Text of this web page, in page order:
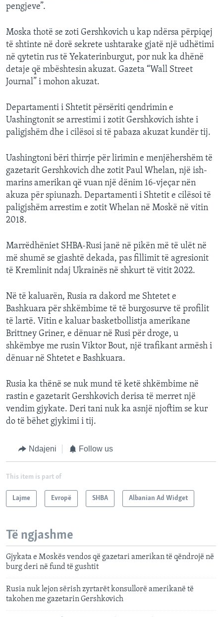
pengjeve”.
Moska thotë se zoti Gershkovich u kap ndërsa përpiqej
të shtinte në dorë sekrete ushtarake gjatë një udhëtimi
në qytetin rus të Yekaterinburgut, por nuk ka dhënë
detaje që mbështesin akuzat. Gazeta “Wall Street
Journal” i mohon akuzat.
Departamenti i Shtetit përsëriti qendrimin e
Uashingtonit se arrestimi i zotit Gershkovich ishte i
paligjshëm dhe i cilësoi si të pabaza akuzat kundër tij.
Uashingtoni bëri thirrje për lirimin e menjëhershëm të
gazetarit Gershkovich dhe zotit Paul Whelan, një ish-
marins amerikan që vuan një dënim 16-vjeçar nën
akuza për spiunazh. Departamenti i Shtetit e cilësoi të
paligjshëm arrestim e zotit Whelan në Moskë në vitin
2018.
Marrëdhëniet SHBA-Rusi janë në pikën më të ulët në
më shumë se gjashtë dekada, pas fillimit të agresionit
të Kremlinit ndaj Ukrainës në shkurt të vitit 2022.
Në të kaluarën, Rusia ra dakord me Shtetet e
Bashkuara për shkëmbime të të burgosurve të profilit
të lartë. Vitin e kaluar basketbollistja amerikane
Brittney Griner, e dënuar në Rusi për droge, u
shkëmbye me rusin Viktor Bout, një trafikant armësh i
dënuar në Shtetet e Bashkuara.
Rusia ka thënë se nuk mund të ketë shkëmbime në
rastin e gazetarit Gershkovich derisa të merret një
vendim gjykate. Deri tani nuk ka asnjë njoftim se kur
do të bëhet gjykimi i tij.
Ndajeni Follow us
This item is part of
Lajme Evropë SHBA Albanian Ad Widget
Të ngjashme
Gjykata e Moskës vendos që gazetari amerikan të qëndrojë në
burg deri në fund të gushtit
Rusia nuk lejon sërish zyrtarët konsullorë amerikanë të
takohen me gazetarin Gershkovich